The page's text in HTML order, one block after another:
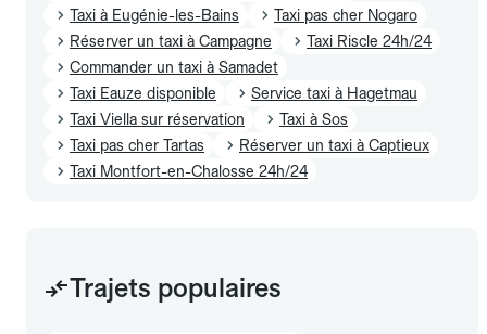
Taxi à Eugénie-les-Bains
Taxi pas cher Nogaro
Réserver un taxi à Campagne
Taxi Riscle 24h/24
Commander un taxi à Samadet
Taxi Eauze disponible
Service taxi à Hagetmau
Taxi Viella sur réservation
Taxi à Sos
Taxi pas cher Tartas
Réserver un taxi à Captieux
Taxi Montfort-en-Chalosse 24h/24
Trajets populaires